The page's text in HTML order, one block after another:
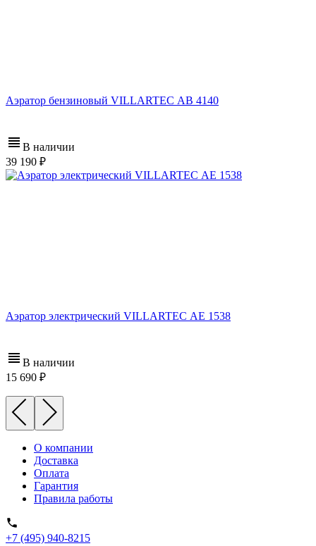
Аэратор бензиновый VILLARTEC АB 4140
В наличии
39 190
Аэратор электрический VILLARTEC АЕ 1538
В наличии
15 690
О компании
Доставка
Оплата
Гарантия
Правила работы
+7 (495) 940-8215